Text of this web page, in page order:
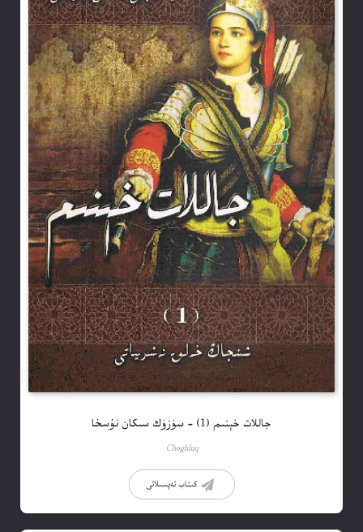
جاللات خېنىم (1) – سۈزۈك سىكان نۇسخا
Choghluq
كىتاب تەپسىلاتى